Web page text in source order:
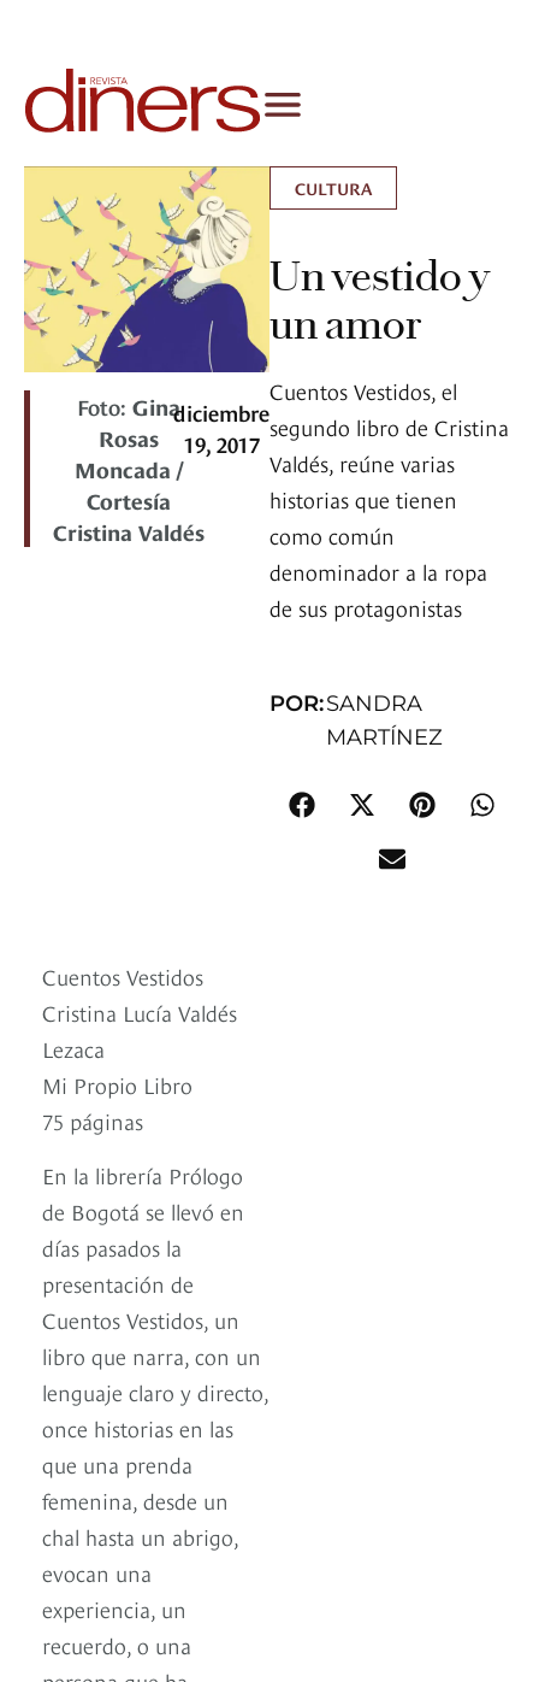
Foto:Gina
Rosas
Moncada /
Cortesía
Cristina Valdés
diciembre
19, 2017
CULTURA
Un vestido y
un amor
Cuentos Vestidos, el
segundo libro de Cristina
Valdés, reúne varias
historias que tienen
como común
denominador a la ropa
de sus protagonistas
POR:SANDRA
MARTÍNEZ
Cuentos Vestidos
Cristina Lucía Valdés
Lezaca
Mi Propio Libro
75 páginas
En la librería Prólogo
de Bogotá se llevó en
días pasados la
presentación de
Cuentos Vestidos, un
libro que narra, con un
lenguaje claro y directo,
once historias en las
que una prenda
femenina, desde un
chal hasta un abrigo,
evocan una
experiencia, un
recuerdo, o una